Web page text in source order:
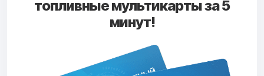
топливные мультикарты за 5
минут!